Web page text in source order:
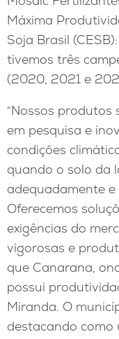
Máxima
Soja Brasil
tivemos três
(2020, 2021 e
“Nossos produtos
em pesquisa e
condições
quando o solo da
adequadamente
Oferecemos
exigências do
vigorosas e
que Canarana,
possui
Miranda. O
destacando como